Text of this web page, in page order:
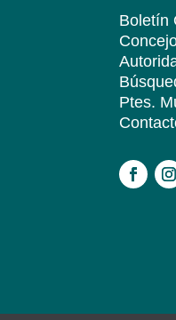
Boletín
Ptes.